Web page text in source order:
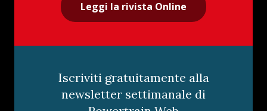
Leggi la rivista Online
Iscriviti gratuitamente alla
newsletter settimanale di